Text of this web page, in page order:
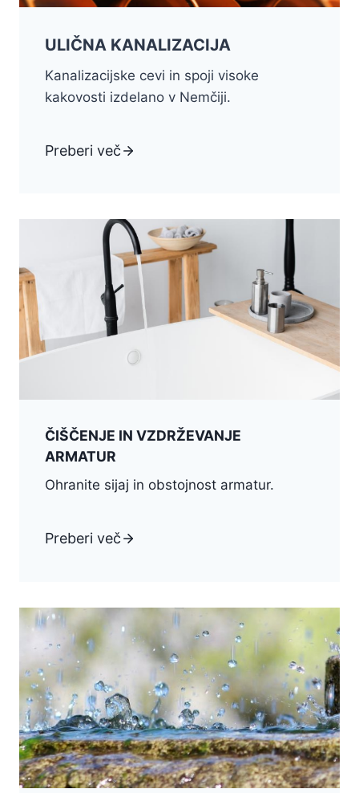
ULIČNA KANALIZACIJA
Kanalizacijske cevi in spoji visoke
kakovosti izdelano v Nemčiji.
Preberi več
ČIŠČENJE IN VZDRŽEVANJE
ARMATUR
Ohranite sijaj in obstojnost armatur.
Preberi več